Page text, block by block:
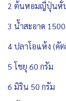
2 ต้นหอมญี่ปุ่นหั่
3 น้ำสะอาด
4 ปลาโอแห้ง (คั
5 โชยุ 60 กรัม
6 มิริน 50 กรัม